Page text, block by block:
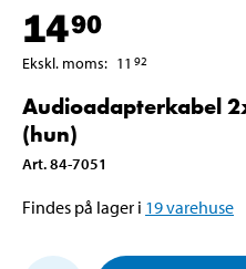
1490
Ekskl. moms: 11 92
Audioadapterkabel
(hun)
Art.84-7051
Findes på lager i 19varehuse